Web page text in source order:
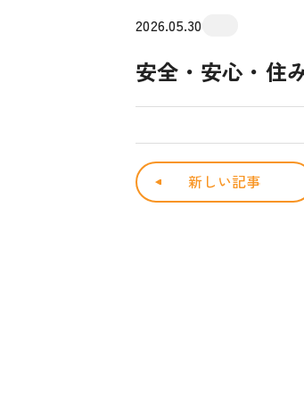
2026.05.30
安全・安心・住
新しい記事